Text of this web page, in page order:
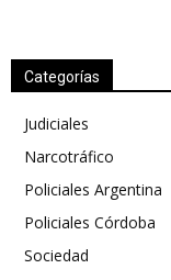
Categorías
Judiciales
Narcotráfico
Policiales Argentina
Policiales Córdoba
Sociedad